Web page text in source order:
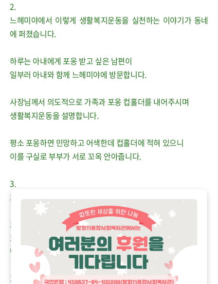
2.
느헤미야에서 이렇게 생활복지운동을 실천하는 이야기가 동네
에 퍼졌습니다.
하루는 아내에게 포옹 받고 싶은 남편이
일부러 아내와 함께 느헤미야에 방문합니다.
사장님께서 의도적으로 가족과 포옹 컵홀더를 내어주시며
생활복지운동을 설명합니다.
평소 포옹하면 민망하고 어색한데 컵홀더에 적혀 있으니
이를 구실로 부부가 서로 꼬옥 안아줍니다.
3.
느헤미야 입구에 포토존이 생겼습니다.
느헤미야를 찾는 가족은 이 포토존에서 서로를 안아주고
느헤미야를 찾는 이웃은 이 포토존에서 이웃과 인사하는
방화동 문화가 생겨났습니다.
가족과 이웃과 이용하는 느헤미야 빵집.